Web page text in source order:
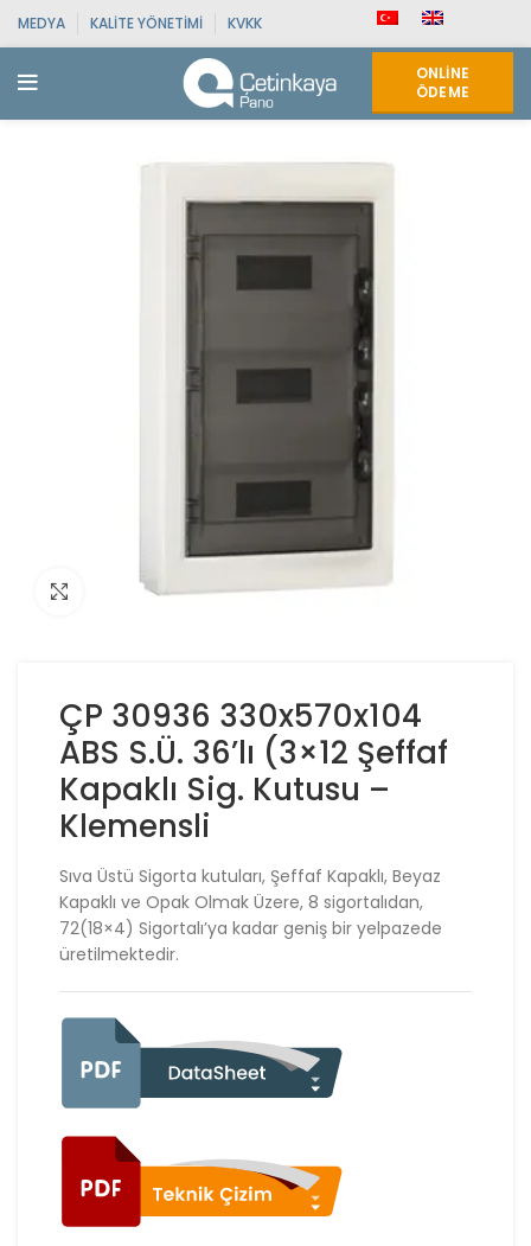
MEDYA KALITE YÖNETIMI KVKK
ONLINE
ÖDEME
Click to enlarge
ÇP 30936 330x570x104
ABS S.Ü. 36’lı (3×12 Şeffaf
Kapaklı Sig. Kutusu –
Klemensli
Sıva Üstü Sigorta kutuları, Şeffaf Kapaklı, Beyaz
Kapaklı ve Opak Olmak Üzere, 8 sigortalıdan,
72(18×4) Sigortalı’ya kadar geniş bir yelpazede
üretilmektedir.